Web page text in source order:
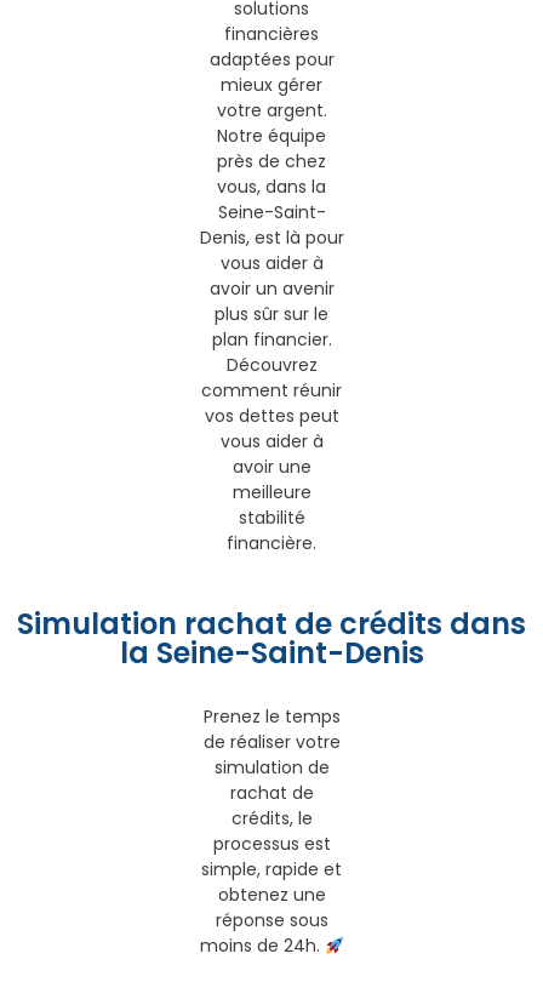
solutions
financières
adaptées pour
mieux gérer
votre argent.
Notre équipe
près de chez
vous, dans la
Seine-Saint-
Denis, est là pour
vous aider à
avoir un avenir
plus sûr sur le
plan financier.
Découvrez
comment réunir
vos dettes peut
vous aider à
avoir une
meilleure
stabilité
financière.
Simulation rachat de crédits dans
la Seine-Saint-Denis
Prenez le temps
de réaliser votre
simulation de
rachat de
crédits, le
processus est
simple, rapide et
obtenez une
réponse sous
moins de 24h.